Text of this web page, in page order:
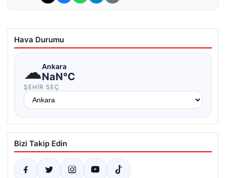
Hava Durumu
☁Ankara
NaN°C
ŞEHIR SEÇ
Bizi Takip Edin